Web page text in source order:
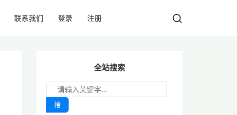
联系我们 登录 注册
全站搜索
搜